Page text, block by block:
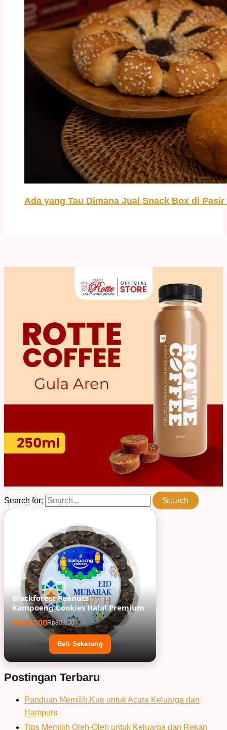
Ada yang Tau Dimana Jual Snack Box di
Search for:
Blackforest Peanuts
Kampoeng Cookies Halal Premium
Rp78.300Rp80.000
Beli Sekarang
Postingan Terbaru
Panduan Memilih Kue untuk Acara Keluarga dan
Hampers
Tips Memilih Oleh-Oleh untuk Keluarga dan Rekan